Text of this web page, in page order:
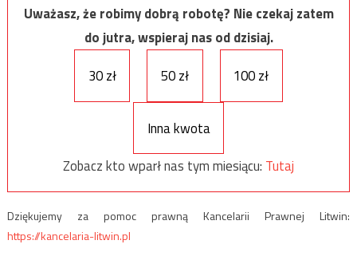
Uważasz, że robimy dobrą robotę? Nie czekaj zatem
do jutra, wspieraj nas od dzisiaj.
30 zł
50 zł 100 zł
Inna kwota
Zobacz kto wparł nas tym miesiącu: Tutaj
Dziękujemy za pomoc prawną Kancelarii Prawnej Litwin:
https://kancelaria-litwin.pl